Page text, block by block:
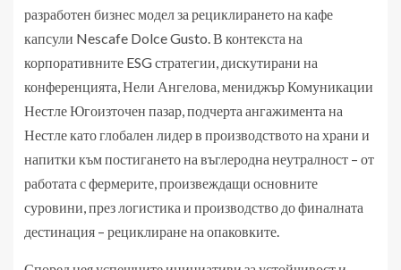
разработен бизнес модел за рециклирането на кафе
капсули Nescafe Dolce Gusto. В контекста на
корпоративните ESG стратегии, дискутирани на
конференцията, Нели Ангелова, мениджър Комуникации
Нестле Югоизточен пазар, подчерта ангажимента на
Нестле като глобален лидер в производството на храни и
напитки към постигането на въглеродна неутралност – от
работата с фермерите, произвеждащи основните
суровини, през логистика и производство до финалната
дестинация – рециклиране на опаковките.